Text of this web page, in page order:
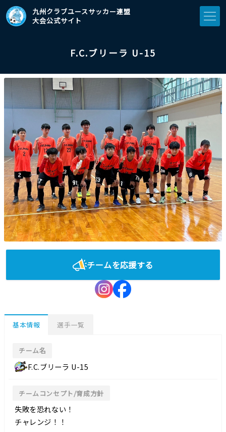
九州クラブユースサッカー連盟
大会公式サイト
F.C.ブリーラ U-15
チームを応援する
基本情報 選手一覧
チーム名
F.C.ブリーラ U-15
チームコンセプト/育成方針
失敗を恐れない！
チャレンジ！！